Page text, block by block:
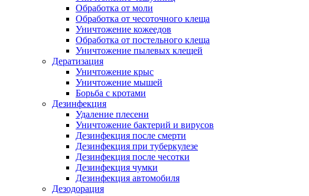
Обработка от моли
Обработка от чесоточного клеща
Уничтожение кожеедов
Обработка от постельного клеща
Уничтожение пылевых клещей
Дератизация
Уничтожение крыс
Уничтожение мышей
Борьба с кротами
Дезинфекция
Удаление плесени
Уничтожение бактерий и вирусов
Дезинфекция после смерти
Дезинфекция при туберкулезе
Дезинфекция после чесотки
Дезинфекция чумки
Дезинфекция автомобиля
Дезодорация